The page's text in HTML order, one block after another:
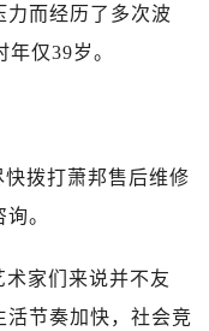
力而经历了多次波
仅39岁。
拨打萧邦售后维修
。
家们来说并不友
活节奏加快，社会竞